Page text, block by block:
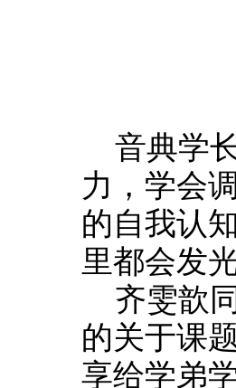
音典学
力，学会
的自我认
里都会发光
齐雯歆
的关于课
享给学弟学